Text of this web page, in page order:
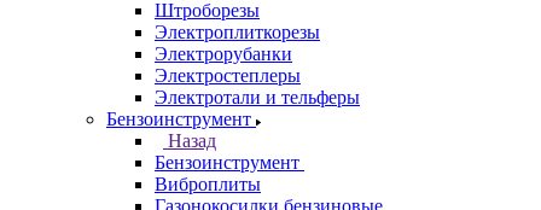
Штроборезы
Электроплиткорезы
Электрорубанки
Электростеплеры
Электротали и тельферы
Бензоинструмент
Назад
Бензоинструмент
Виброплиты
Газонокосилки бензиновые